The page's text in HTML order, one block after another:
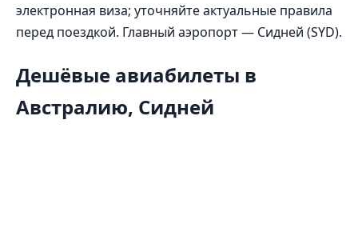
электронная виза; уточняйте актуальные правила
перед поездкой. Главный аэропорт — Сидней (SYD).
Дешёвые авиабилеты в
Австралию, Сидней